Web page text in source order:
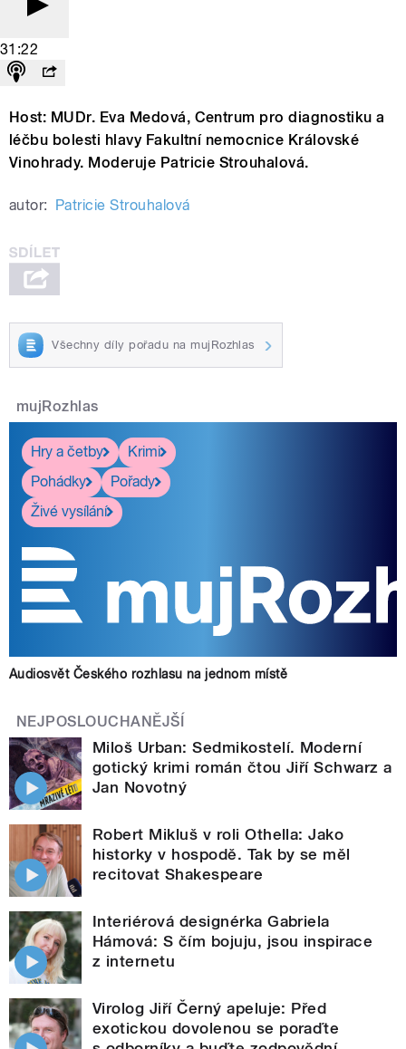
31:22
Host: MUDr. Eva Medová, Centrum pro diagnostiku a
léčbu bolesti hlavy Fakultní nemocnice Královské
Vinohrady. Moderuje Patricie Strouhalová.
autor: Patricie Strouhalová
Všechny díly pořadu na mujRozhlas
mujRozhlas
Hry a četby
Krimi
Pohádky
Pořady
Živé vysílání
Audiosvět Českého rozhlasu na jednom místě
NEJPOSLOUCHANĚJŠÍ
Miloš Urban: Sedmikostelí. Moderní
gotický krimi román čtou Jiří Schwarz a
Jan Novotný
Robert Mikluš v roli Othella: Jako
historky v hospodě. Tak by se měl
recitovat Shakespeare
Interiérová designérka Gabriela
Hámová: S čím bojuju, jsou inspirace
z internetu
Virolog Jiří Černý apeluje: Před
exotickou dovolenou se poraďte